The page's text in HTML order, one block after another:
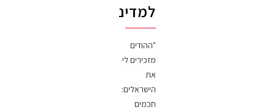
למדינה
"ההודים
מזכירים לי
את
הישראלים:
חכמים